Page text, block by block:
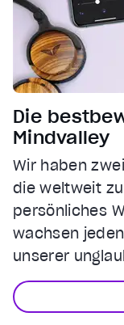
Die
Mindvalley
Wir haben
die weltweit
persönliches
wachsen
unserer